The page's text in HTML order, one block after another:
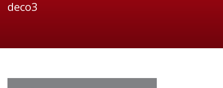
deco3